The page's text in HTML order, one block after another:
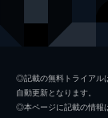
◎記載の無料トライアル
自動更新となります。
◎本ページに記載の情報